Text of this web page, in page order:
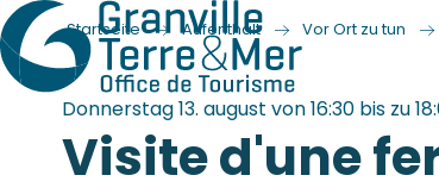
Startseite Aufenthalt Vor Ort zu tun
Donnerstag 13. august von 16:30 bis zu
Visite d'une